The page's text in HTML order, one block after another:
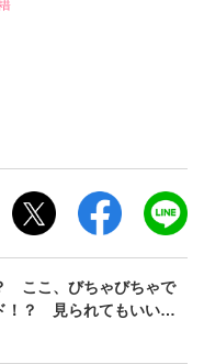
ここ、びちゃびちゃで
！？ 見られてもいい…